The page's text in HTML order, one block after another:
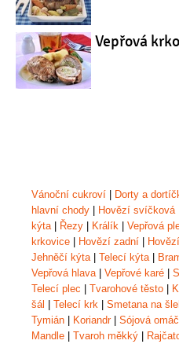
Vepřová
Vánoční cukroví Dorty a
hlavní chody
Hovězí svíčková|
kýta| Řezy Králík Vepřová
krkovice
Hovězí zadní
Jehněčí kýta| Telecí kýta|
Vepřová hlava| Vepřové karé
Telecí plec
Tvarohové těsto
šál
Telecí krk Smetana na
Tymián
Koriandr| Sójová
Mandle
Tvaroh měkký